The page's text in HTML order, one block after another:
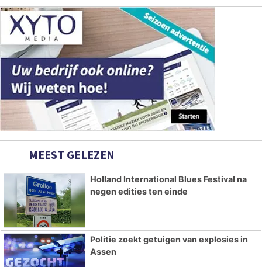
MEEST GELEZEN
Holland International Blues Festival na
negen edities ten einde
Politie zoekt getuigen van explosies in
Assen